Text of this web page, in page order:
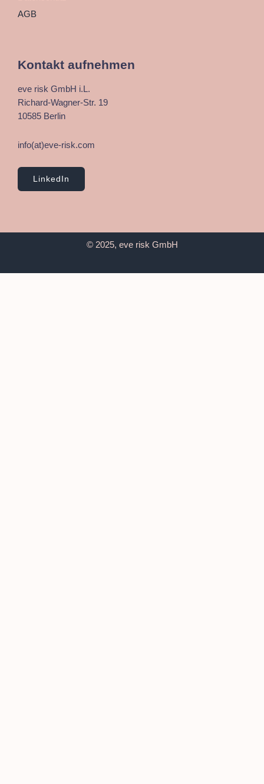
AGB
Kontakt aufnehmen
eve risk GmbH i.L.
Richard-Wagner-Str. 19
10585 Berlin
info(at)eve-risk.com
LinkedIn
© 2025, eve risk GmbH